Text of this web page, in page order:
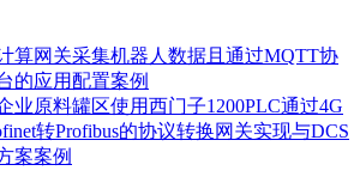
算网关采集机器人数据且通过MQTT协
的应用配置案例
业原料罐区使用西门子1200PLC通过4G
转Profibus的协议转换网关实现与DCS
案案例